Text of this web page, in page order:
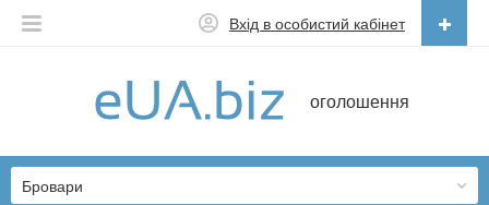
оголошення
Вхід в особистий кабінет
Українська
Бровари